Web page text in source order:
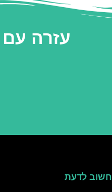
עזרה עם
חשוב לדעת